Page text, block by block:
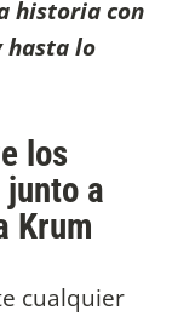
historia con
hasta lo
los
a
Krum
cualquier